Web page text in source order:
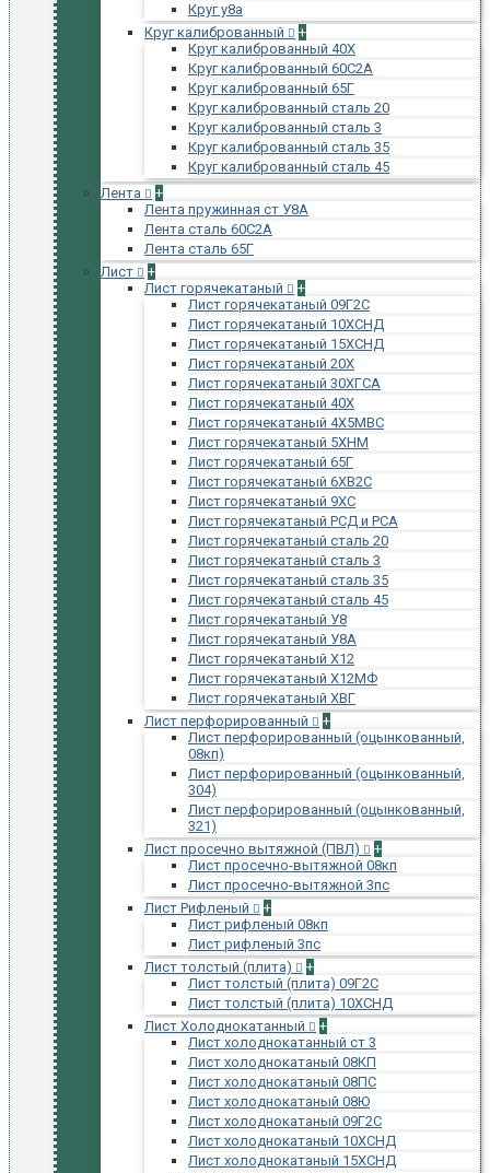
Круг у8а
Круг калиброванный
+
Круг калиброванный 40Х
Круг калиброванный 60С2А
Круг калиброванный 65Г
Круг калиброванный сталь 20
Круг калиброванный сталь 3
Круг калиброванный сталь 35
Круг калиброванный сталь 45
Лента
+
Лента пружинная ст У8А
Лента сталь 60С2А
Лента сталь 65Г
Лист
+
Лист горячекатаный
+
Лист горячекатаный 09Г2С
Лист горячекатаный 10ХСНД
Лист горячекатаный 15ХСНД
Лист горячекатаный 20Х
Лист горячекатаный 30ХГСА
Лист горячекатаный 40Х
Лист горячекатаный 4Х5МВС
Лист горячекатаный 5ХНМ
Лист горячекатаный 65Г
Лист горячекатаный 6ХВ2С
Лист горячекатаный 9ХС
Лист горячекатаный РСД и РСА
Лист горячекатаный сталь 20
Лист горячекатаный сталь 3
Лист горячекатаный сталь 35
Лист горячекатаный сталь 45
Лист горячекатаный У8
Лист горячекатаный У8А
Лист горячекатаный Х12
Лист горячекатаный Х12МФ
Лист горячекатаный ХВГ
Лист перфорированный
+
Лист перфорированный (оцынкованный,
08кп)
Лист перфорированный (оцынкованный,
304)
Лист перфорированный (оцынкованный,
321)
Лист просечно вытяжной (ПВЛ)
+
Лист просечно-вытяжной 08кп
Лист просечно-вытяжной 3пс
Лист Рифленый
+
Лист рифленый 08кп
Лист рифленый 3пс
Лист толстый (плита)
+
Лист толстый (плита) 09Г2С
Лист толстый (плита) 10ХСНД
Лист Холоднокатанный
+
Лист холоднокатанный ст 3
Лист холоднокатаный 08КП
Лист холоднокатаный 08ПС
Лист холоднокатаный 08Ю
Лист холоднокатаный 09Г2С
Лист холоднокатаный 10ХСНД
Лист холоднокатаный 15ХСНД